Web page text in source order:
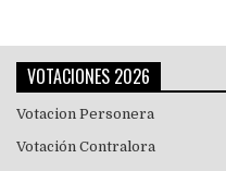
VOTACIONES 2026
Votacion Personera
Votación Contralora